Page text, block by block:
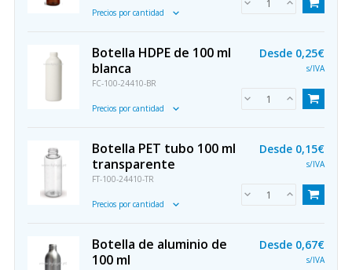
Precios por cantidad
Botella HDPE de 100 ml
blanca
FC-100-24410-BR
Precios por cantidad
Desde 0,25€
s/IVA
Botella PET tubo 100 ml
transparente
FT-100-24410-TR
Precios por cantidad
Desde 0,15€
s/IVA
Botella de aluminio de
100 ml
Desde 0,67€
s/IVA